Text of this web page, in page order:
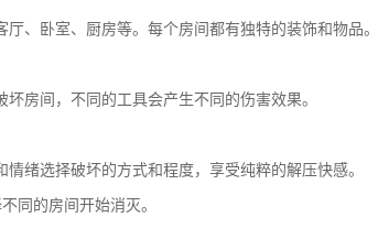
、卧室、厨房等。每个房间都有独特的装饰和物品。
房间，不同的工具会产生不同的伤害效果。
绪选择破坏的方式和程度，享受纯粹的解压快感。
同的房间开始消灭。